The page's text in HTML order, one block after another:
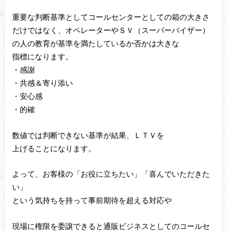
重要な判断基準としてコールセンターとしての箱の大きさ
だけではなく、オペレーターやＳＶ（スーパーバイザー）
の人の教育が基準を満たしているか否かは大きな
指標になります。
・感謝
・共感＆寄り添い
・安心感
・的確
数値では判断できない基準が結果、ＬＴＶを
上げることになります。
よって、お客様の「お役に立ちたい」「喜んでいただきた
い」
という気持ちを持って事前期待を超える対応や
現場に権限を委譲できると通販ビジネスとしてのコールセ